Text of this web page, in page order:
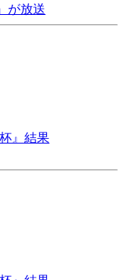
が放送
』結果